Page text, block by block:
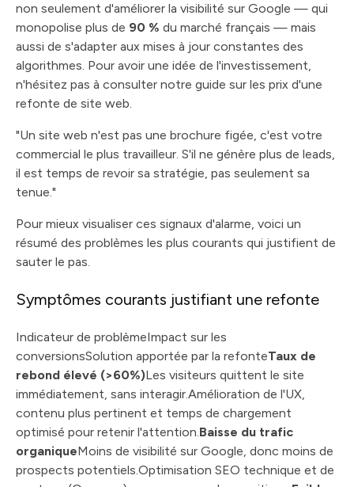
non seulement d'améliorer la visibilité sur Google — qui
monopolise plus de 90 % du marché français — mais
aussi de s'adapter aux mises à jour constantes des
algorithmes. Pour avoir une idée de l'investissement,
n'hésitez pas à consulter notre guide sur les prix d'une
refonte de site web.
"Un site web n'est pas une brochure figée, c'est votre
commercial le plus travailleur. S'il ne génère plus de leads,
il est temps de revoir sa stratégie, pas seulement sa
tenue."
Pour mieux visualiser ces signaux d'alarme, voici un
résumé des problèmes les plus courants qui justifient de
sauter le pas.
Symptômes courants justifiant une refonte
Indicateur de problèmeImpact sur les
conversionsSolution apportée par la refonteTaux de
rebond élevé (>60%)Les visiteurs quittent le site
immédiatement, sans interagir.Amélioration de l'UX,
contenu plus pertinent et temps de chargement
optimisé pour retenir l'attention.Baisse du trafic
organiqueMoins de visibilité sur Google, donc moins de
prospects potentiels.Optimisation SEO technique et de